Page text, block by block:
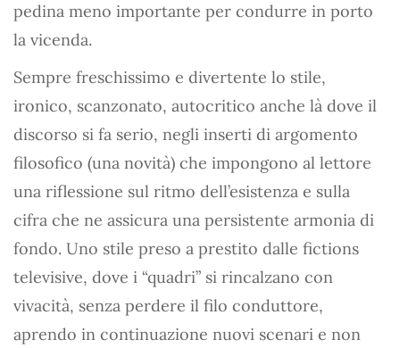
pedina meno importante per condurre in porto
la vicenda.
Sempre freschissimo e divertente lo stile,
ironico, scanzonato, autocritico anche là dove il
discorso si fa serio, negli inserti di argomento
filosofico (una novità) che impongono al lettore
una riflessione sul ritmo dell’esistenza e sulla
cifra che ne assicura una persistente armonia di
fondo. Uno stile preso a prestito dalle fictions
televisive, dove i “quadri” si rincalzano con
vivacità, senza perdere il filo conduttore,
aprendo in continuazione nuovi scenari e non